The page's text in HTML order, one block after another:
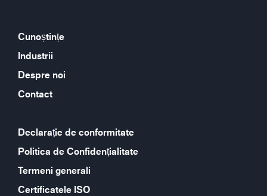
Cunoștințe
Industrii
Despre noi
Contact
Declarație de conformitate
Politica de Confidențialitate
Termeni generali
Certificatele ISO